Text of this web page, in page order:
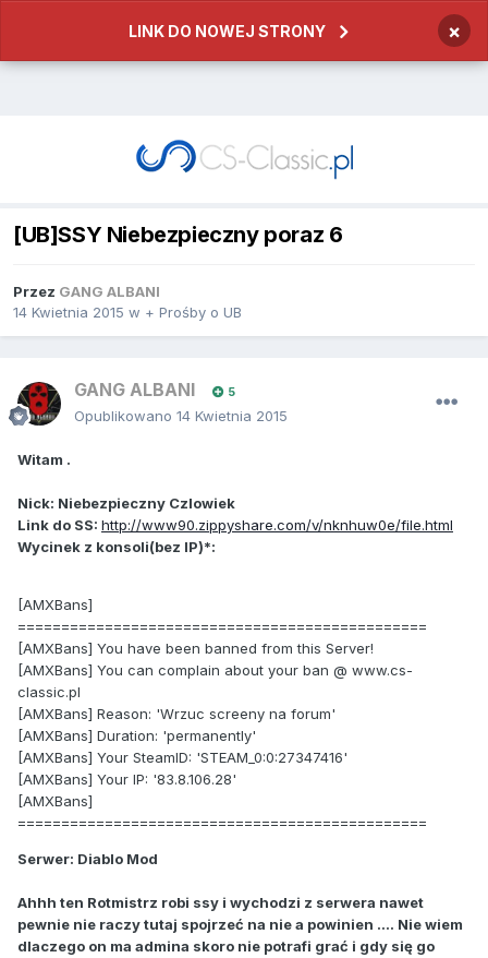
LINK DO NOWEJ STRONY ×
[UB]SSY Niebezpieczny poraz 6
Przez GANG ALBANI
14 Kwietnia 2015 w + Prośby o UB
GANG ALBANI 5
Opublikowano 14 Kwietnia 2015
Witam .
Nick: Niebezpieczny Czlowiek
Link do SS: http://www90.zippyshare.com/v/nknhuw0e/file.html
Wycinek z konsoli(bez IP)*:
[AMXBans]
===============================================
[AMXBans] You have been banned from this Server!
[AMXBans] You can complain about your ban @ www.cs-
classic.pl
[AMXBans] Reason: 'Wrzuc screeny na forum'
[AMXBans] Duration: 'permanently'
[AMXBans] Your SteamID: 'STEAM_0:0:27347416'
[AMXBans] Your IP: '83.8.106.28'
[AMXBans]
===============================================
Serwer: Diablo Mod
Ahhh ten Rotmistrz robi ssy i wychodzi z serwera nawet
pewnie nie raczy tutaj spojrzeć na nie a powinien .... Nie wiem
dlaczego on ma admina skoro nie potrafi grać i gdy się go